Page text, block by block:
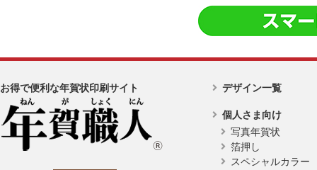
お得で便利な年賀状印刷サイト デザイン一覧
個人さま向け
写真年賀状
箔押し
スペシャルカラー